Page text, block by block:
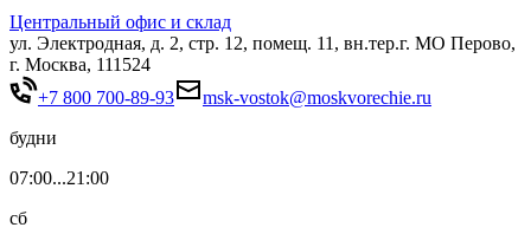
Центральный офис и склад
ул. Электродная, д. 2, стр. 12, помещ. 11, вн.тер.г. МО Перово,
г. Москва, 111524
+7 800 700-89-93
msk-vostok@moskvorechie.ru
будни
07:00...21:00
сб